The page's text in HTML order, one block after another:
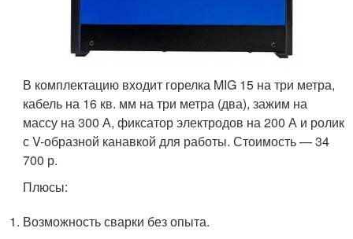
В комплектацию входит горелка MIG 15 на три метра,
кабель на 16 кв. мм на три метра (два), зажим на
массу на 300 А, фиксатор электродов на 200 А и ролик
с V-образной канавкой для работы. Стоимость — 34
700 р.
Плюсы:
Возможность сварки без опыта.